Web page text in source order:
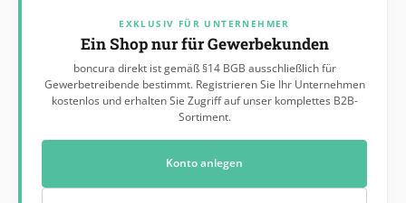
EXKLUSIV FÜR UNTERNEHMER
Ein Shop nur für Gewerbekunden
boncura direkt ist gemäß §14 BGB ausschließlich für
Gewerbetreibende bestimmt. Registrieren Sie Ihr Unternehmen
kostenlos und erhalten Sie Zugriff auf unser komplettes B2B-
Sortiment.
Konto anlegen